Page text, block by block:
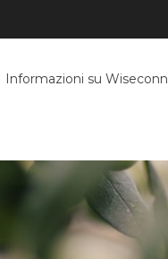
Informazioni su Wiseconn